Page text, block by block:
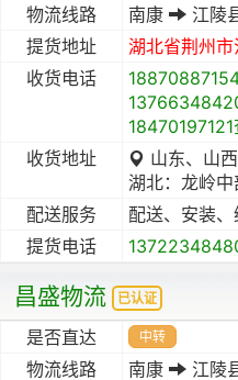
物流线路 南康
江陵
提货地址
湖北省荆州市
收货电话
18470197121
收货地址
山东、山
湖北：龙岭
配送服务
配送、安装
提货电话
昌盛物流 已认证
是否直达 中转
物流线路 南康
江陵